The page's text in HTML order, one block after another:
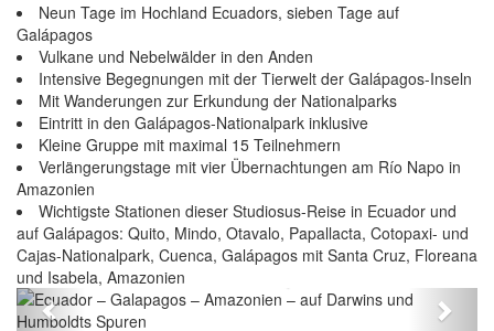
Neun Tage im Hochland Ecuadors, sieben Tage auf
Galápagos
Vulkane und Nebelwälder in den Anden
Intensive Begegnungen mit der Tierwelt der Galápagos-Inseln
Mit Wanderungen zur Erkundung der Nationalparks
Eintritt in den Galápagos-Nationalpark inklusive
Kleine Gruppe mit maximal 15 Teilnehmern
Verlängerungstage mit vier Übernachtungen am Río Napo in
Amazonien
Wichtigste Stationen dieser Studiosus-Reise in Ecuador und
auf Galápagos: Quito, Mindo, Otavalo, Papallacta, Cotopaxi- und
Cajas-Nationalpark, Cuenca, Galápagos mit Santa Cruz, Floreana
und Isabela, Amazonien
Ecuador – Galapagos – Amazonien – auf Darwins
und Humboldts Spuren
Previous Next